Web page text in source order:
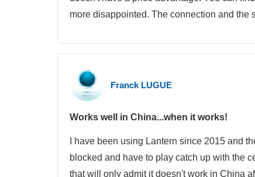
more disappointed. The connection and the
Franck LUGUE
Works well in China...when it works!
I have been using Lantern since 2015 and
blocked and have to play catch up with the
that will only admit it doesn't work in China